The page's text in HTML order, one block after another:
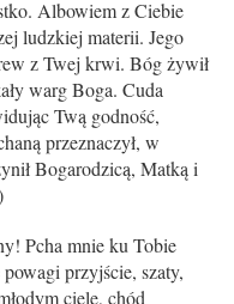
Albowiem z Ciebie
ludzkiej materii. Jego
z Twej krwi. Bóg żywił
warg Boga. Cuda
Twą godność,
przeznaczył, w
Bogarodzicą, Matką i
Pcha mnie ku Tobie
powagi przyjście, szaty,
ciele, chód